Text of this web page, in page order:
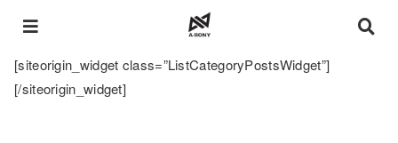
[siteorigin_widget class=”ListCategoryPostsWidget”]
[/siteorigin_widget]